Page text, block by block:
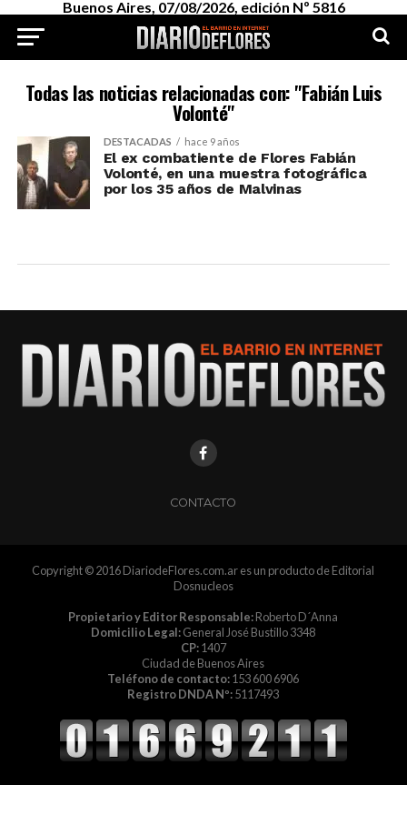
Buenos Aires, 07/08/2026, edición Nº 5816
Todas las noticias relacionadas con: "Fabián Luis
Volonté"
DESTACADAS hace 9 años
El ex combatiente de Flores Fabián
Volonté, en una muestra fotográfica
por los 35 años de Malvinas
CONTACTO
Copyright © 2016 DiariodeFlores.com.ar es un producto de Editorial
Dosnucleos
Propietario y Editor Responsable:Roberto D´Anna
Domicilio Legal:General José Bustillo 3348
CP:1407
Ciudad de Buenos Aires
Teléfono de contacto:153 600 6906
Registro DNDA Nº:5117493